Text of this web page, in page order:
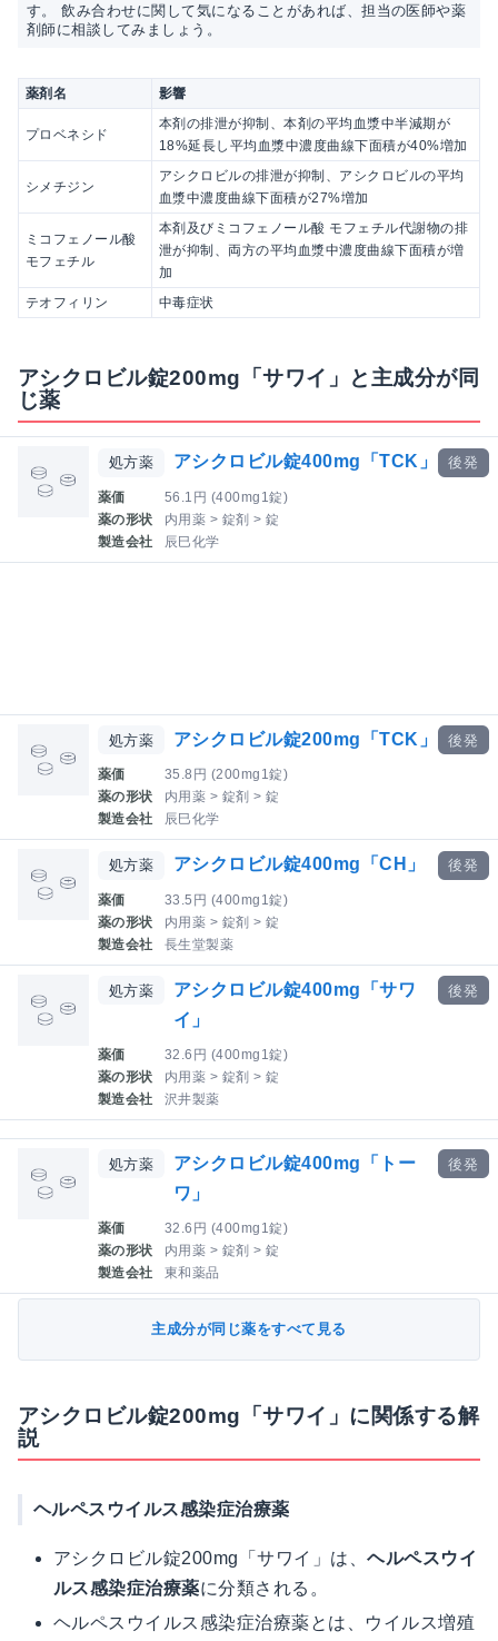
す。 飲み合わせに関して気になることがあれば、担当の医師や薬
剤師に相談してみましょう。
薬剤名 影響
プロベネシド
本剤の排泄が抑制、本剤の平均血漿中半減期が
18%延長し平均血漿中濃度曲線下面積が40%増加
シメチジン
アシクロビルの排泄が抑制、アシクロビルの平均
血漿中濃度曲線下面積が27%増加
ミコフェノール酸
モフェチル
本剤及びミコフェノール酸 モフェチル代謝物の排
泄が抑制、両方の平均血漿中濃度曲線下面積が増
加
テオフィリン
中毒症状
アシクロビル錠200mg「サワイ」と主成分が同
じ薬
処方薬 アシクロビル錠400mg「TCK」
薬価
56.1円 (400mg1錠)
薬の形状
内用薬 > 錠剤 > 錠
製造会社
辰巳化学
後発
処方薬 アシクロビル錠200mg「TCK」
薬価
35.8円 (200mg1錠)
薬の形状
内用薬 > 錠剤 > 錠
製造会社
辰巳化学
後発
処方薬 アシクロビル錠400mg「CH」
薬価
33.5円 (400mg1錠)
薬の形状
内用薬 > 錠剤 > 錠
製造会社
長生堂製薬
後発
処方薬
アシクロビル錠400mg「サワ
イ」
薬価
32.6円 (400mg1錠)
薬の形状
内用薬 > 錠剤 > 錠
製造会社
沢井製薬
後発
処方薬
アシクロビル錠400mg「トー
ワ」
薬価
32.6円 (400mg1錠)
薬の形状
内用薬 > 錠剤 > 錠
製造会社
東和薬品
後発
主成分が同じ薬をすべて見る
アシクロビル錠200mg「サワイ」に関係する解
説
ヘルペスウイルス感染症治療薬
アシクロビル錠200mg「サワイ」は、ヘルペスウイ
ルス感染症治療薬に分類される。
ヘルペスウイルス感染症治療薬とは、ウイルス増殖